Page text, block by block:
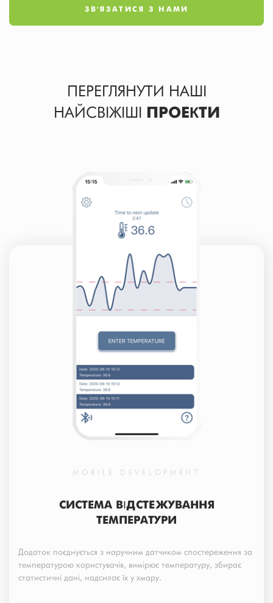
ЗВ'ЯЗАТИСЯ З НАМИ
ПЕРЕГЛЯНУТИ НАШІ
НАЙСВІЖІШІ ПРОЕКТИ
MOBILE DEVELOPMENT
СИСТЕМА ВІДСТЕЖУВАННЯ
ТЕМПЕРАТУРИ
Додаток поєднується з наручним датчиком спостереження за
температурою користувачів, вимірює температуру, збирає
статистичні дані, надсилає їх у хмару.